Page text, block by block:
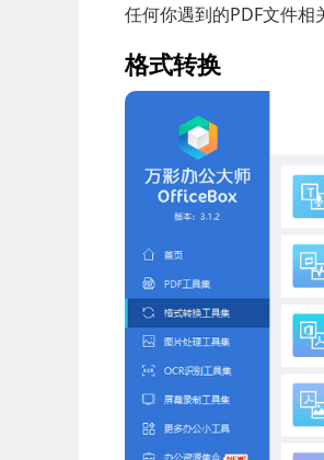
任何你遇到的PDF文件
格式转换